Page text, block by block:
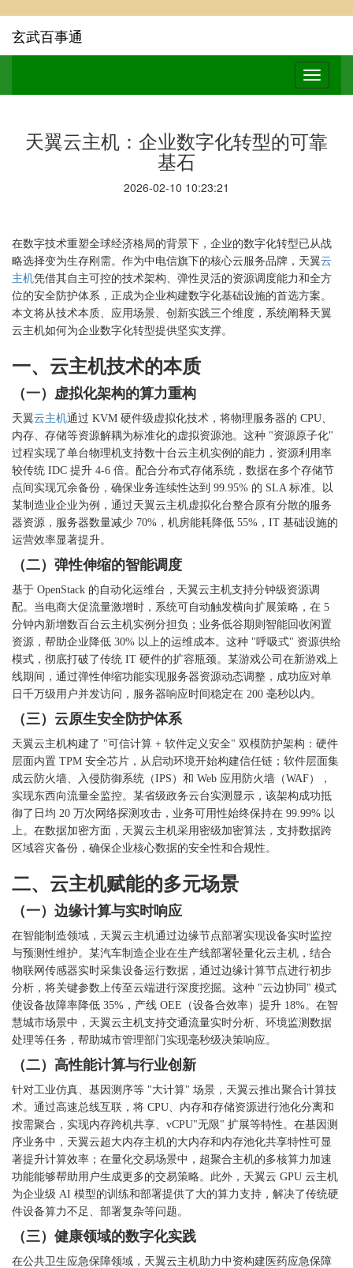
玄武百事通
天翼云主机：企业数字化转型的可靠
基石
2026-02-10 10:23:21
在数字技术重塑全球经济格局的背景下，企业的数字化转型已从战
略选择变为生存刚需。作为中电信旗下的核心云服务品牌，天翼云
主机凭借其自主可控的技术架构、弹性灵活的资源调度能力和全方
位的安全防护体系，正成为企业构建数字化基础设施的首选方案。
本文将从技术本质、应用场景、创新实践三个维度，系统阐释天翼
云主机如何为企业数字化转型提供坚实支撑。
一、云主机技术的本质
（一）虚拟化架构的算力重构
天翼云主机通过 KVM 硬件级虚拟化技术，将物理服务器的 CPU、
内存、存储等资源解耦为标准化的虚拟资源池。这种 "资源原子化"
过程实现了单台物理机支持数十台云主机实例的能力，资源利用率
较传统 IDC 提升 4-6 倍。配合分布式存储系统，数据在多个存储节
点间实现冗余备份，确保业务连续性达到 99.95% 的 SLA 标准。以
某制造业企业为例，通过天翼云主机虚拟化台整合原有分散的服务
器资源，服务器数量减少 70%，机房能耗降低 55%，IT 基础设施的
运营效率显著提升。
（二）弹性伸缩的智能调度
基于 OpenStack 的自动化运维台，天翼云主机支持分钟级资源调
配。当电商大促流量激增时，系统可自动触发横向扩展策略，在 5
分钟内新增数百台云主机实例分担负；业务低谷期则智能回收闲置
资源，帮助企业降低 30% 以上的运维成本。这种 "呼吸式" 资源供给
模式，彻底打破了传统 IT 硬件的扩容瓶颈。某游戏公司在新游戏上
线期间，通过弹性伸缩功能实现服务器资源动态调整，成功应对单
日千万级用户并发访问，服务器响应时间稳定在 200 毫秒以内。
（三）云原生安全防护体系
天翼云主机构建了 "可信计算 + 软件定义安全" 双模防护架构：硬件
层面内置 TPM 安全芯片，从启动环境开始构建信任链；软件层面集
成云防火墙、入侵防御系统（IPS）和 Web 应用防火墙（WAF），
实现东西向流量全监控。某省级政务云台实测显示，该架构成功抵
御了日均 20 万次网络探测攻击，业务可用性始终保持在 99.99% 以
上。在数据加密方面，天翼云主机采用密级加密算法，支持数据跨
区域容灾备份，确保企业核心数据的安全性和合规性。
二、云主机赋能的多元场景
（一）边缘计算与实时响应
在智能制造领域，天翼云主机通过边缘节点部署实现设备实时监控
与预测性维护。某汽车制造企业在生产线部署轻量化云主机，结合
物联网传感器实时采集设备运行数据，通过边缘计算节点进行初步
分析，将关键参数上传至云端进行深度挖掘。这种 "云边协同" 模式
使设备故障率降低 35%，产线 OEE（设备合效率）提升 18%。在智
慧城市场景中，天翼云主机支持交通流量实时分析、环境监测数据
处理等任务，帮助城市管理部门实现毫秒级决策响应。
（二）高性能计算与行业创新
针对工业仿真、基因测序等 "大计算" 场景，天翼云推出聚合计算技
术。通过高速总线互联，将 CPU、内存和存储资源进行池化分离和
按需聚合，实现内存跨机共享、vCPU"无限" 扩展等特性。在基因测
序业务中，天翼云超大内存主机的大内存和内存池化共享特性可显
著提升计算效率；在量化交易场景中，超聚合主机的多核算力加速
功能能够帮助用户生成更多的交易策略。此外，天翼云 GPU 云主机
为企业级 AI 模型的训练和部署提供了大的算力支持，解决了传统硬
件设备算力不足、部署复杂等问题。
（三）健康领域的数字化实践
在公共卫生应急保障领域，天翼云主机助力中资构建医药应急保障